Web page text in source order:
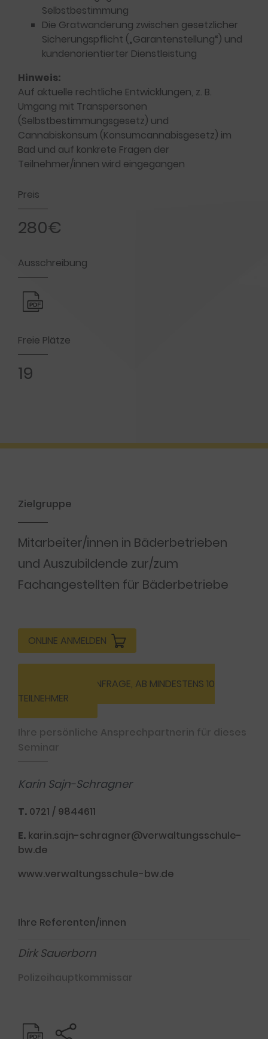
Selbstbestimmung
Die Gratwanderung zwischen gesetzlicher
Sicherungspflicht („Garantenstellung“) und
kundenorientierter Dienstleistung
Hinweis:
Auf aktuelle rechtliche Entwicklungen, z. B.
Umgang mit Transpersonen
(Selbstbestimmungsgesetz) und
Cannabiskonsum (Konsumcannabisgesetz) im
Bad und auf konkrete Fragen der
Teilnehmer/innen wird eingegangen
Preis
280€
Ausschreibung
Freie Plätze
19
Zielgruppe
Mitarbeiter/innen in Bäderbetrieben
und Auszubildende zur/zum
Fachangestellten für Bäderbetriebe
ONLINE ANMELDEN
INHOUSE-ANFRAGE, AB MINDESTENS 10
TEILNEHMER
Ihre persönliche Ansprechpartnerin für dieses
Seminar
Karin Sajn-Schragner
T. 0721 / 9844611
E. karin.sajn-schragner@verwaltungsschule-
bw.de
www.verwaltungsschule-bw.de
Ihre Referenten/innen
Dirk Sauerborn
Polizeihauptkommissar